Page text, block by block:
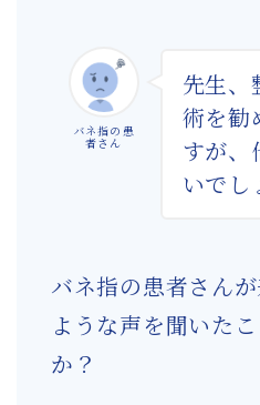
バネ指の患
者さん
先生、
術を勧
すが、
いで
バネ指の患者さん
ような声を聞いた
か？